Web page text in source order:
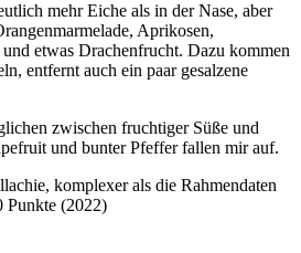
mehr Eiche als in der Nase, aber
Aprikosen,
etwas Drachenfrucht. Dazu kommen
entfernt auch ein paar gesalzene
zwischen fruchtiger Süße und
und bunter Pfeffer fallen mir auf.
komplexer als die Rahmendaten
Punkte (2022)